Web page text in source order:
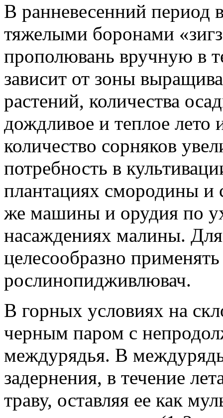
В ранневесенний период
тяжелыми боронами
прополювань вручную в
зависит от зоны
растений, количества
дождливое и теплое
количество сорняков
потребность в
плантациях смородины и
же машины и орудия по
насаждениях малины.
целесообразно применять
рослинопидживлювач.
В горных условиях на
черным паром с
междурядья. В
задернения, в течение
траву, оставляя ее как